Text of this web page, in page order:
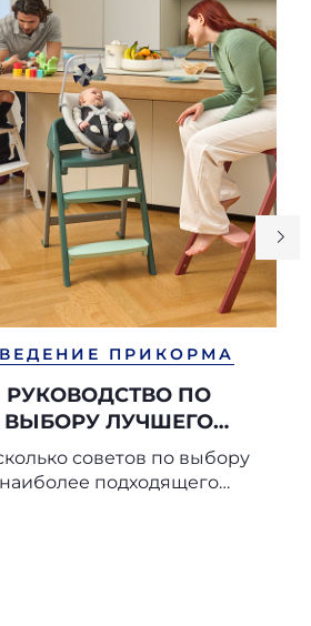
ПРИКОРМА
РУКОВОДСТВО ПО
ВЫБОРУ ЛУЧШЕГО
СТУЛЬЧИКА ДЛЯ
КОРМЛЕНИЯ
советов по выбору
наиболее подходящего